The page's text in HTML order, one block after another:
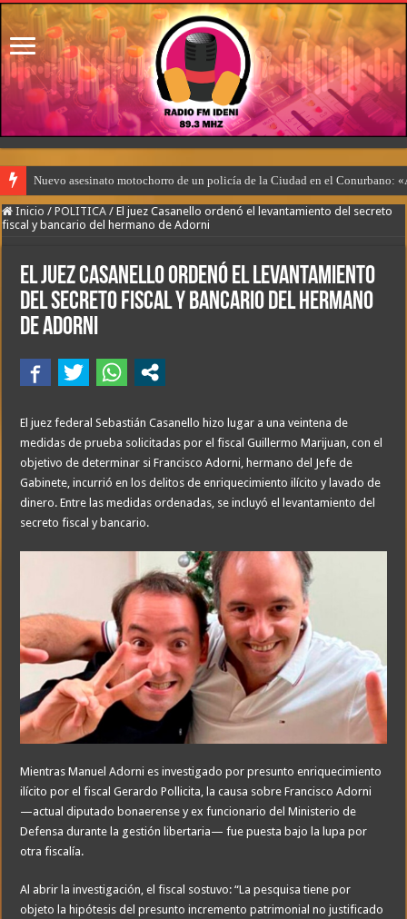
Nuevo asesinato motochorro de un policía de la Ciudad en el Conurbano:
Inicio / POLITICA / El juez Casanello ordenó el levantamiento del secreto
fiscal y bancario del hermano de Adorni
El juez Casanello ordenó el levantamiento
del secreto fiscal y bancario del hermano
de Adorni
El juez federal Sebastián Casanello hizo lugar a una veintena de
medidas de prueba solicitadas por el fiscal Guillermo Marijuan, con el
objetivo de determinar si Francisco Adorni, hermano del Jefe de
Gabinete, incurrió en los delitos de enriquecimiento ilícito y lavado de
dinero. Entre las medidas ordenadas, se incluyó el levantamiento del
secreto fiscal y bancario.
Mientras Manuel Adorni es investigado por presunto enriquecimiento
ilícito por el fiscal Gerardo Pollicita, la causa sobre Francisco Adorni
—actual diputado bonaerense y ex funcionario del Ministerio de
Defensa durante la gestión libertaria— fue puesta bajo la lupa por
otra fiscalía.
Al abrir la investigación, el fiscal sostuvo: “La pesquisa tiene por
objeto la hipótesis del presunto incremento patrimonial no justificado